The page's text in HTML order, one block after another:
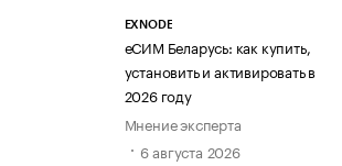
EXNODE
еСИМ Беларусь: как купить,
установить и активировать в
2026 году
Мнение эксперта
6 августа 2026